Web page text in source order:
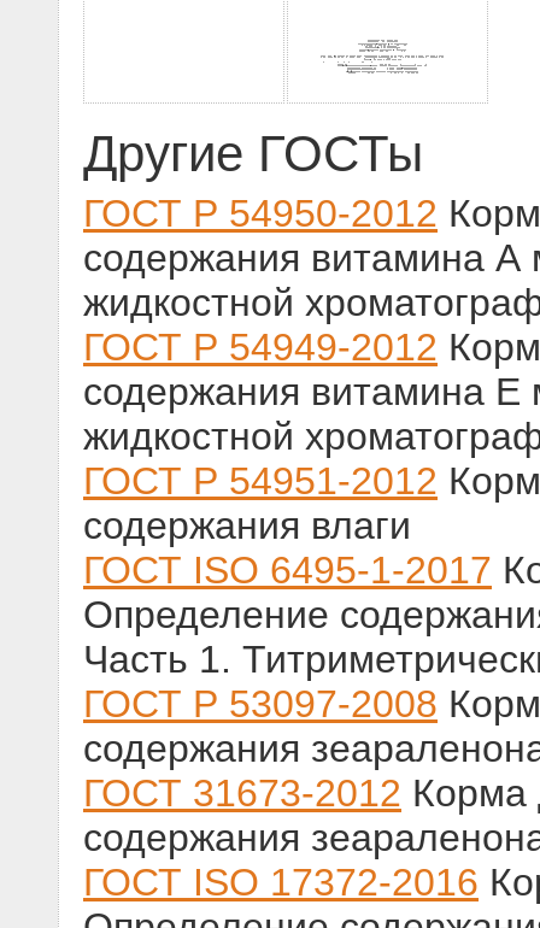
Другие ГОСТы
ГОСТ Р 54950-2012
содержания витамина
жидкостной
ГОСТ Р 54949-2012
содержания витамина
жидкостной
ГОСТ Р 54951-2012
содержания влаги
ГОСТ ISO 6495-1-2017
Определение
Часть 1.
ГОСТ Р 53097-2008
содержания
ГОСТ 31673-2012 Корма
содержания
ГОСТ ISO 17372-2016